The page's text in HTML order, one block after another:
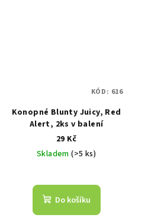
Konopné Blunty Juicy, Red
Alert, 2ks v balení
29 Kč
Skladem(>5 ks)
Do košíku
KÓD: 616